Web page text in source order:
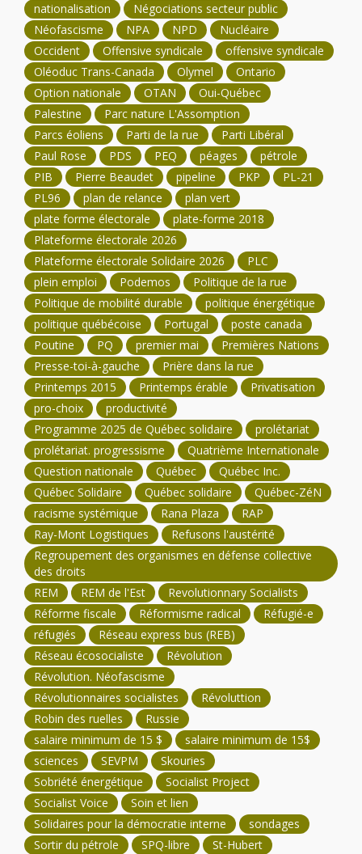
nationalisation
Négociations secteur public
Néofascisme
NPA NPD
Nucléaire
Occident
Offensive syndicale
offensive syndicale
Oléoduc Trans-Canada
Olymel
Ontario
Option nationale
OTAN
Oui-Québec
Palestine
Parc nature L'Assomption
Parcs éoliens
Parti de la rue
Parti Libéral
Paul Rose
PDS PEQ péages
pétrole
PIB
Pierre Beaudet pipeline PKP
PL-21
PL96
plan de relance
plan vert
plate forme électorale
plate-forme 2018
Plateforme électorale 2026
Plateforme électorale Solidaire 2026
PLC
plein emploi
Podemos
Politique de la rue
Politique de mobilité durable
politique énergétique
politique québécoise
Portugal
poste canada
Poutine
PQ premier mai
Premières Nations
Presse-toi-à-gauche
Prière dans la rue
Printemps 2015
Printemps érable
Privatisation
pro-choix
productivité
Programme 2025 de Québec solidaire
prolétariat
prolétariat. progressisme
Quatrième Internationale
Question nationale
Québec
Québec Inc.
Québec Solidaire
Québec solidaire
Québec-ZéN
racisme systémique
Rana Plaza
RAP
Ray-Mont Logistiques
Refusons l'austérité
Regroupement des organismes en défense collective
des droits
REM
REM de l'Est
Revolutionnary Socialists
Réforme fiscale
Réformisme radical
Réfugié-e
réfugiés
Réseau express bus (REB)
Réseau écosocialiste
Révolution
Révolution. Néofascisme
Révolutionnaires socialistes
Révoluttion
Robin des ruelles
Russie
salaire minimum de 15 $
salaire minimum de 15$
sciences
SEVPM
Skouries
Sobriété énergétique
Socialist Project
Socialist Voice
Soin et lien
Solidaires pour la démocratie interne
sondages
Sortir du pétrole
SPQ-libre
St-Hubert